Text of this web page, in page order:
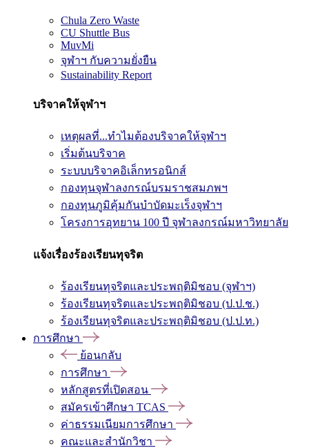
Chula Zero Waste
CU Shuttle Bus
MuvMi
จุฬาฯ กับความยั่งยืน
Sustainability Report
บริจาคให้จุฬาฯ
เหตุผลที่...ทำไมต้องบริจาคให้จุฬาฯ
เริ่มต้นบริจาค
ระบบบริจาคอิเล็กทรอนิกส์
กองทุนจุฬาลงกรณ์บรมราชสมภพฯ
กองทุนภูมิคุ้มกันบำบัดมะเร็งจุฬาฯ
โครงการอุทยาน 100 ปี จุฬาลงกรณ์มหาวิทยาลัย
แจ้งเรื่องร้องเรียนทุจริต
ร้องเรียนทุจริตและประพฤติมิชอบ (จุฬาฯ)
ร้องเรียนทุจริตและประพฤติมิชอบ (ป.ป.ช.)
ร้องเรียนทุจริตและประพฤติมิชอบ (ป.ป.ท.)
การศึกษา
ย้อนกลับ
การศึกษา
หลักสูตรที่เปิดสอน
สมัครเข้าศึกษา TCAS
ค่าธรรมเนียมการศึกษา
คณะและสำนักวิชา